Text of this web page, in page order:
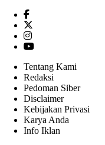
Tentang Kami
Redaksi
Pedoman Siber
Disclaimer
Kebijakan Privasi
Karya Anda
Info Iklan